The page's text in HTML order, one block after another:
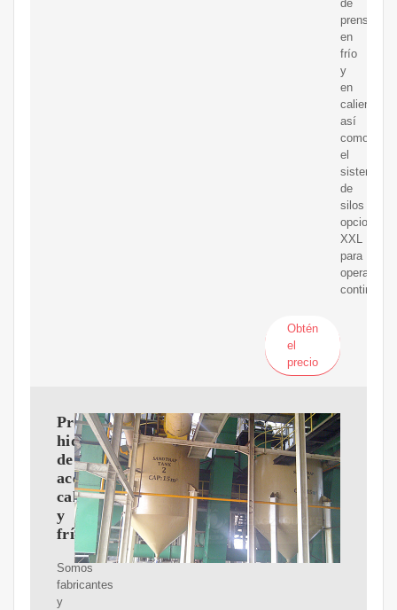
de
prensado
en
frío
y
en
caliente,
así
como
el
sistema
de
silos
opcional
XXL
para
operación
continua.
Obtén
el
precio
Prensa
hidráulica
de
aceite
caliente
y
frío
Somos
fabricantes
y